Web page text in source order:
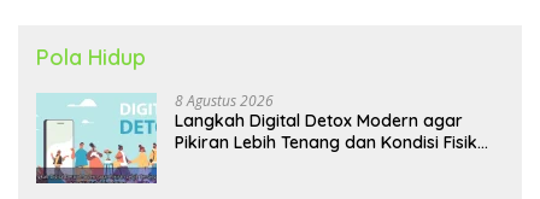
Pola Hidup
8 Agustus 2026
Langkah Digital Detox Modern agar
Pikiran Lebih Tenang dan Kondisi Fisik